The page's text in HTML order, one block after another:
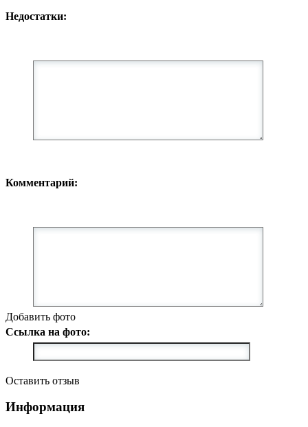
Недостатки:
Комментарий:
Добавить фото
Ссылка на фото:
Оставить отзыв
Информация